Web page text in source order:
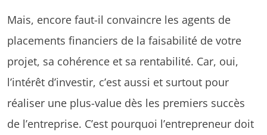
Mais, encore faut-il convaincre les agents de
placements financiers de la faisabilité de votre
projet, sa cohérence et sa rentabilité. Car, oui,
l’intérêt d’investir, c’est aussi et surtout pour
réaliser une plus-value dès les premiers succès
de l’entreprise. C’est pourquoi l’entrepreneur doit